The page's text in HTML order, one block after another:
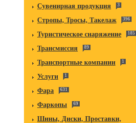
Сувенирная продукция 3
Стропы, Тросы, Такелаж 396
Туристическое снаряжение 185
Трансмиссия 89
Транспортные компании 1
Услуги 1
Фара 631
Фаркопы 69
Шины, Диски, Проставки,